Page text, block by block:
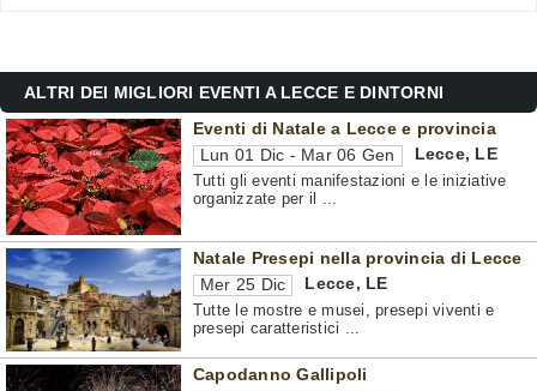
ALTRI DEI MIGLIORI EVENTI A LECCE E DINTORNI
Eventi di Natale a Lecce e provincia
Lun 01 Dic - Mar 06 Gen Lecce, LE
Tutti gli eventi manifestazioni e le iniziative
organizzate per il ...
Natale Presepi nella provincia di Lecce
Mer 25 Dic Lecce, LE
Tutte le mostre e musei, presepi viventi e
presepi caratteristici ...
Capodanno Gallipoli